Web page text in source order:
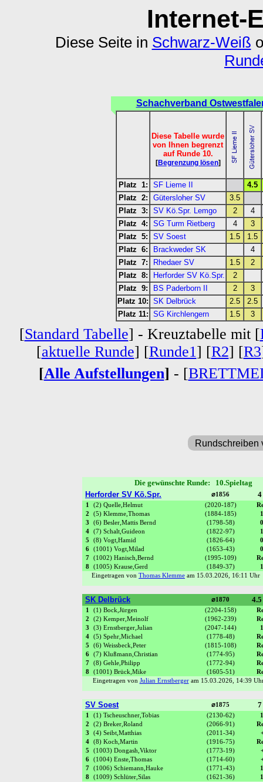
Internet-
Diese Seite in Schwarz-Weiß
Schachverband
Diese Tabelle wurde
von Ihnen begrenzt
auf Runde 10.
[Begrenzung lösen]
Platz 1: SF Lieme II
4.5
Platz 2:
Gütersloher SV
3.5
Platz 3:
SV Kö.Spr. Lemgo 2
4
Platz 4:
SG Turm Rietberg 4
3
Platz 5:
SV Soest 1.5
1.5
Platz 6:
Brackweder SK
4
Platz 7:
Rhedaer SV 1.5
2
Platz 8:
Herforder SV Kö.Spr.
2
Platz 9:
BS Paderborn II 2
3
Platz 10: SK Delbrück 2.5
2.5
Platz 11: SG Kirchlengern 1.5 3
[Standard Tabelle] - Kreuztabelle mit [
[aktuelle Runde] [Runde1] [R2] [R3
[Alle Aufstellungen] - [
Rundschreiben
Die gewünschte Runde:
Herforder SV Kö.Spr.
⌀1856
1 (2) Quelle,Helmut (2020-187)
2
(5) Klemme,Thomas (1884-185)
3
(6) Besler,Mattis Bernd (1798-58)
4
(7) Schalt,Guideon (1822-97)
5
(8) Vogt,Hamid (1826-64)
6
(1001) Vogt,Milad (1653-43)
7
(1002) Hanisch,Bernd (1995-109)
8
(1005) Krause,Gerd (1849-37)
Eingetragen von Thomas Klemme am 15.03.2026, 16:11
SK Delbrück ⌀1870
1 (1) Bock,Jürgen (2204-158)
2
(2) Kemper,Meinolf (1962-239)
3
(3) Ernstberger,Julian (2047-144)
4
(5) Spehr,Michael (1778-48)
5
(6) Weissbeck,Peter (1815-108)
6
(7) Klußmann,Christian (1774-95)
7
(8) Gehle,Philipp (1772-94)
8
(1001) Brück,Mike (1605-51)
Eingetragen von Julian Ernstbergeram 15.03.2026, 14:39
SV Soest ⌀1875
1 (1) Tscheuschner,Tobias (2130-62)
2
(2) Breker,Roland (2066-91)
3
(4) Seibt,Matthias (2011-34)
4
(8) Koch,Martin (1916-75)
5
(1003) Dongash,Viktor (1773-19)
6
(1004) Enste,Thomas (1714-60)
7
(1006) Schiemann,Hauke (1771-43)
8
(1009) Schlüter,Silas (1621-36)